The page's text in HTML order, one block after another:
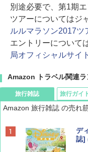
別途必要で、第1期
ツアーについてはジ
ルルマラソン2017ツ
エントリーについて
局オフィシャルサイト
Amazon トラベル関連ラ
旅行雑誌
Amazon 旅行雑誌 の売れ
デ
誌]
旅行ガイ